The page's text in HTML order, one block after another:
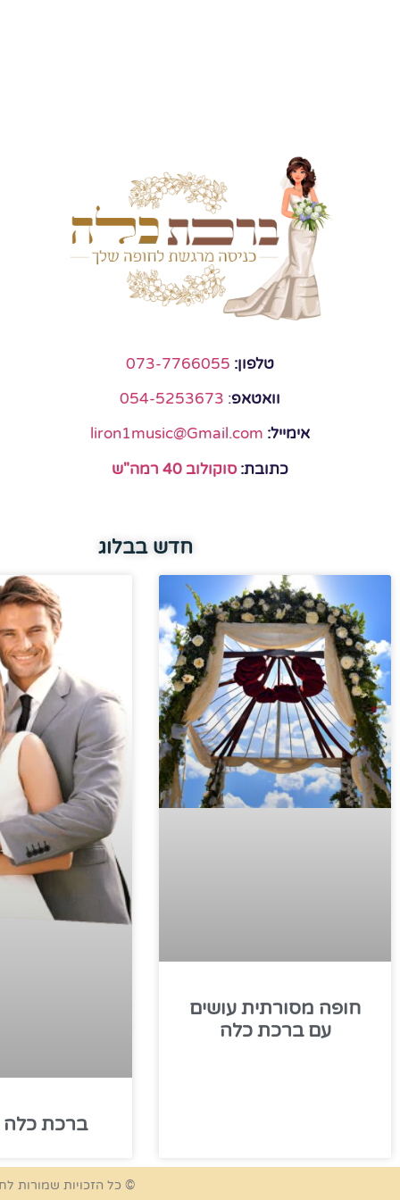
טלפון: 073-7766055
וואטאפ:
054-5253673
אימייל: liron1music@Gmail.com
כתובת: סוקולוב 40 רמה"ש
חדש בבלוג
חופה מסורתית עושים
עם ברכת כלה
ברכת כלה
© כל הזכויות שמורות